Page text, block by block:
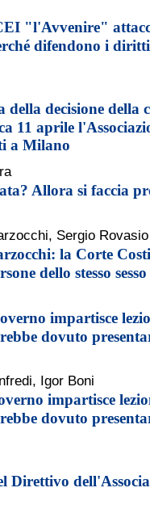
"l'Avvenire"
difendono i
decisione della
11 aprile
a Milano
Allora si faccia
Sergio Rovasio
la Corte
dello stesso sesso
impartisce
dovuto
Igor Boni
impartisce
dovuto
Direttivo